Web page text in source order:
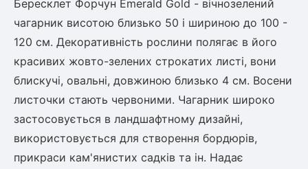
Бересклет Форчун Emerald Gold - вічнозелений
чагарник висотою близько 50 і шириною до 100 -
120 см. Декоративність рослини полягає в його
красивих жовто-зелених строкатих листі, вони
блискучі, овальні, довжиною близько 4 см. Восени
листочки стають червоними. Чагарник широко
застосовується в ландшафтному дизайні,
використовується для створення бордюрів,
прикраси кам'янистих садків та ін. Надає